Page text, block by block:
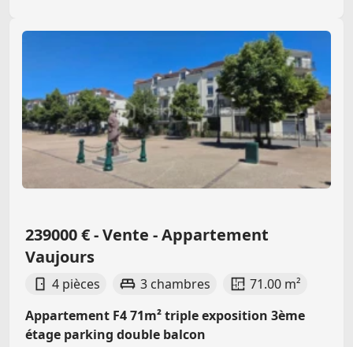
239000 € - Vente - Appartement
Vaujours
4 pièces 3 chambres
71.00 m²
Appartement F4 71m² triple exposition 3ème
étage parking double balcon